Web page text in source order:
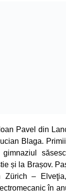
Pavel din
Blaga.
și la Brașov.
Zürich –
în